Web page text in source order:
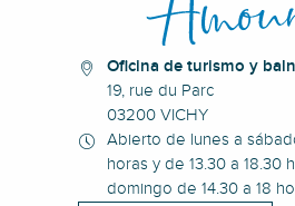
Oficina de turismo y
19, rue du Parc
03200 VICHY
Abierto de lunes a
horas y de 13.30 a 18.30
domingo de 14.30 a 18